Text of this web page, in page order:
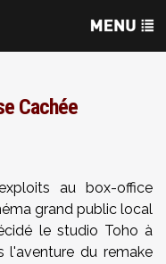
Cachée
au box-office
grand public local
le studio Toho à
l'aventure du remake